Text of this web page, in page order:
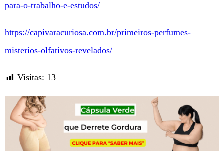
para-o-trabalho-e-estudos/
https://capivaracuriosa.com.br/primeiros-perfumes-
misterios-olfativos-revelados/
Visitas: 13